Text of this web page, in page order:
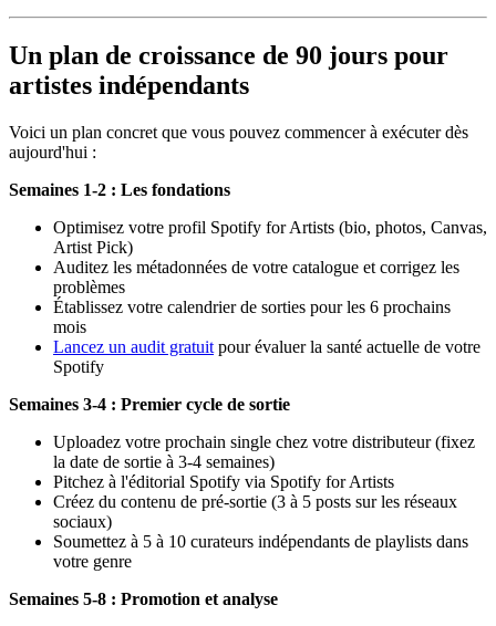
Un plan de croissance de 90 jours pour
artistes indépendants
Voici un plan concret que vous pouvez commencer à exécuter dès
aujourd'hui :
Semaines 1-2 : Les fondations
Optimisez votre profil Spotify for Artists (bio, photos, Canvas,
Artist Pick)
Auditez les métadonnées de votre catalogue et corrigez les
problèmes
Établissez votre calendrier de sorties pour les 6 prochains
mois
Lancez un audit gratuit pour évaluer la santé actuelle de votre
Spotify
Semaines 3-4 : Premier cycle de sortie
Uploadez votre prochain single chez votre distributeur (fixez
la date de sortie à 3-4 semaines)
Pitchez à l'éditorial Spotify via Spotify for Artists
Créez du contenu de pré-sortie (3 à 5 posts sur les réseaux
sociaux)
Soumettez à 5 à 10 curateurs indépendants de playlists dans
votre genre
Semaines 5-8 : Promotion et analyse